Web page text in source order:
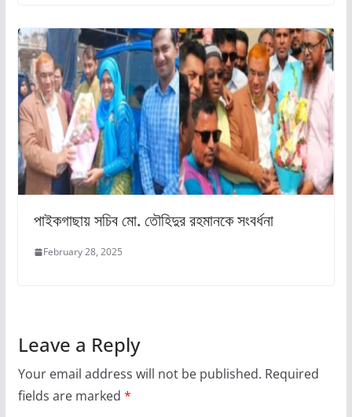
পাইকগাছায় সচিব মো. তৌহিদুর রহমানকে সংবর্ধনা
February 28, 2025
Leave a Reply
Your email address will not be published. Required
fields are marked *